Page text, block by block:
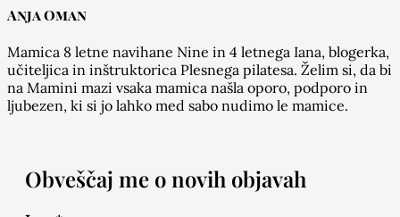
Anja Oman
Mamica 8 letne navihane Nine in 4 letnega Iana, blogerka,
učiteljica in inštruktorica Plesnega pilatesa. Želim si, da bi
na Mamini mazi vsaka mamica našla oporo, podporo in
ljubezen, ki si jo lahko med sabo nudimo le mamice.
Obveščaj me o novih objavah